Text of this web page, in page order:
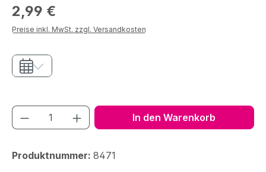
Regulärer Preis:
2,99 €
Preise inkl. MwSt. zzgl. Versandkosten
Produkt Anzahl: Gib den gewünschten
In den Warenkorb
Produktnummer: 8471